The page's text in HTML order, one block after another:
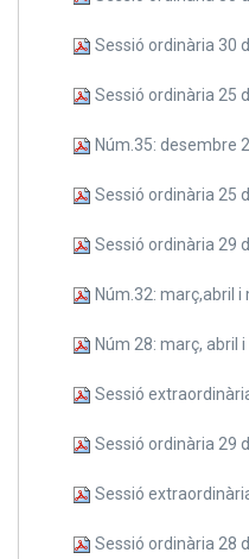
Sessió ordinària 30
Sessió ordinària 25
Núm.35: desembre
Sessió ordinària 25
Sessió ordinària 29
Núm.32: març,abril i
Núm 28: març, abril
Sessió
Sessió ordinària 29
Sessió
Sessió ordinària 28